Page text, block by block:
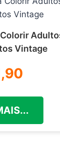
Vintage